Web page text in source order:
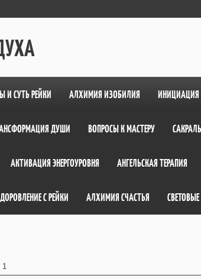
И СУТЬ РЕЙКИ АЛХИМИЯ ИЗОБИЛИЯ ИНИЦИАЦИЯ
ДУШИ ВОПРОСЫ К МАСТЕРУ
АКТИВАЦИЯ ЭНЕРГОУРОВНЯ АНГЕЛЬСКАЯ ТЕРАПИЯ
С РЕЙКИ АЛХИМИЯ СЧАСТЬЯ
1